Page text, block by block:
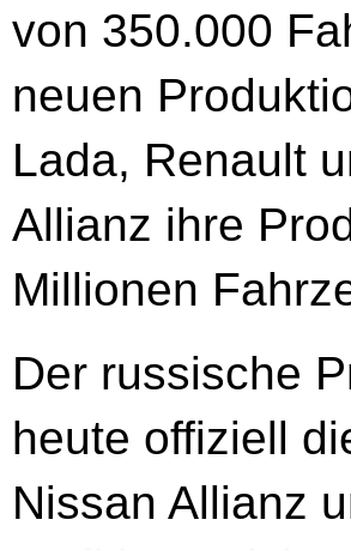
von 350.000
neuen
Lada, Renault
Allianz ihre
Millionen
Der russische
heute offiziell
Nissan Allianz